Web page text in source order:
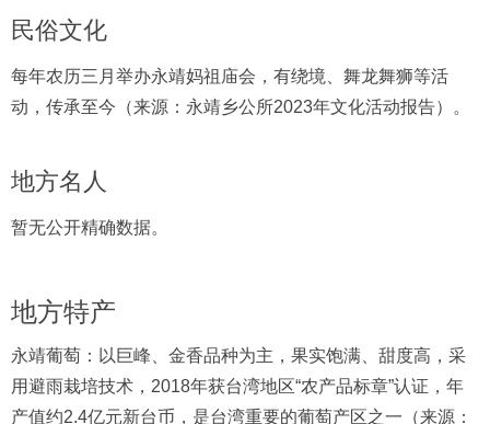
民俗文化
每年农历三月举办永靖妈祖庙会，有绕境、舞龙舞狮等活
动，传承至今（来源：永靖乡公所2023年文化活动报告）。
地方名人
暂无公开精确数据。
地方特产
永靖葡萄：以巨峰、金香品种为主，果实饱满、甜度高，采
用避雨栽培技术，2018年获台湾地区“农产品标章”认证，年
产值约2.4亿元新台币，是台湾重要的葡萄产区之一（来源：